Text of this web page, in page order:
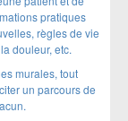
pratiques
règles de vie
douleur, etc.
murales, tout
un parcours de